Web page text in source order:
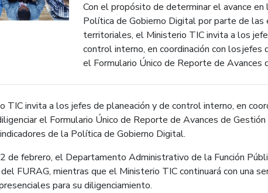
Con el propósito de determinar el avance
Política de Gobierno Digital por parte de las
territoriales, el Ministerio TIC invita a los
control interno, en coordinación con los jefes
el Formulario Único de Reporte de Avances
TIC invita a los jefes de planeación y de control interno, en
el Formulario Único de Reporte de Avances de
de la Política de Gobierno Digital.
de febrero, el Departamento Administrativo de la Función
FURAG, mientras que el Ministerio TIC continuará con una
para su diligenciamiento.